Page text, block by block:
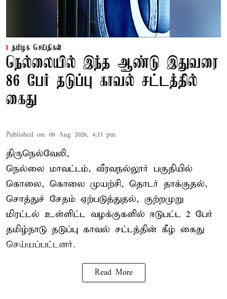
தமிழக செய்திகள்
நெல்லையில் இந்த ஆண்டு இதுவரை
86 பேர் தடுப்பு காவல் சட்டத்தில்
கைது
Published on: 06 Aug 2026, 4:33 pm
திருநெல்வேலி,
நெல்லை மாவட்டம், வீரவநல்லூர் பகுதியில்
கொலை, கொலை முயற்சி, தொடர் தாக்குதல்,
சொத்துச் சேதம் ஏற்படுத்துதல், குற்றமுறு
மிரட்டல் உள்ளிட்ட வழக்குகளில் ஈடுபட்ட 2 பேர்
தமிழ்நாடு தடுப்பு காவல் சட்டத்தின் கீழ் கைது
செய்யப்பட்டனர்.
Read More